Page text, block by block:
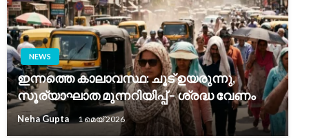
NEWS
ഇന്നത്തെ കാലാവസ്ഥ: ചൂട് ഉയരുന്നു,
സൂര്യാഘാത മുന്നറിയിപ്പ് – ശ്രദ്ധ വേണം
Neha Gupta 1 മെയ്‌ 2026